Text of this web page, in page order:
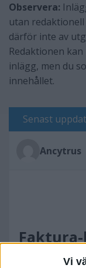
Vi
Observera:
utan
därför inte av
Redaktionen
inlägg, men du
innehållet.
Senast
Ancytrus